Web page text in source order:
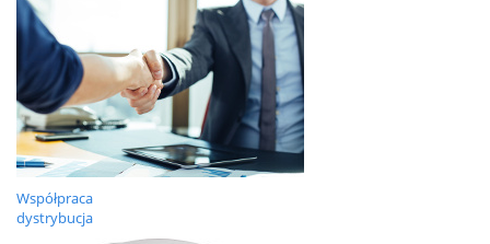
Współpraca
dystrybucja